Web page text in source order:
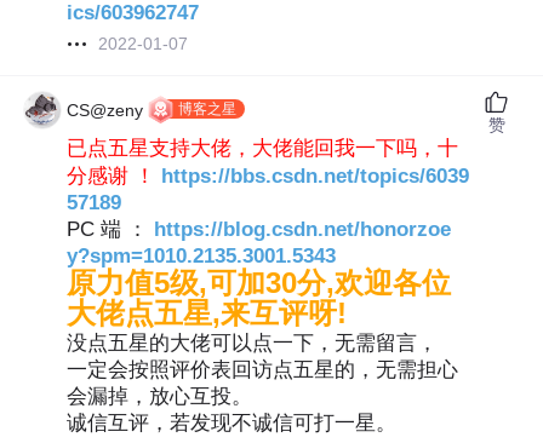
ics/603962747
2022-01-07
CS@zeny 博客之星
已点五星支持大佬，大佬能回我一下吗，十
分感谢 ！
https://bbs.csdn.net/topics/6039
57189
PC 端 ：
https://blog.csdn.net/honorzoe
y?spm=1010.2135.3001.5343
原力值5级,可加30分,欢迎各位
大佬点五星,来互评呀!
没点五星的大佬可以点一下，无需留言，
一定会按照评价表回访点五星的，无需担心
会漏掉，放心互投。
诚信互评，若发现不诚信可打一星。
赞